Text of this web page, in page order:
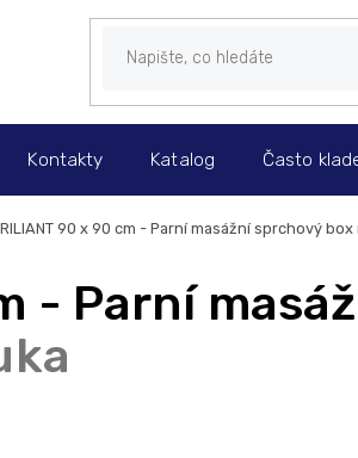
Kontakty Katalog Často
90 x 90 cm - Parní masážní sprchový
- Parní